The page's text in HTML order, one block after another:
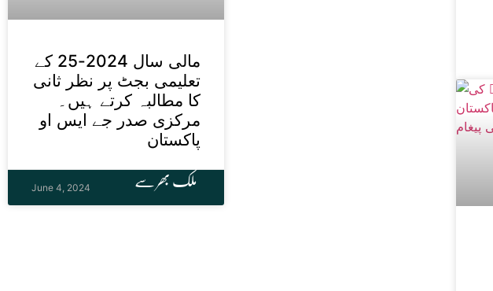
ملک بھر سے
مالی سال 2024-25 کے
تعلیمی بجٹ پر نظر ثانی
کا مطالبہ کرتے ہیں۔
مرکزی صدر جے ایس او
پاکستان
June 4, 2024